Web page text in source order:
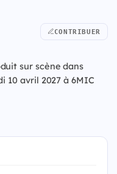
CONTRIBUER
sur scène dans
10 avril 2027 à 6MIC